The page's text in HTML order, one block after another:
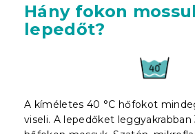
Hány fokon
lepedőt?
A kíméletes 40 °C hőfokot
viseli. A lepedőket leggyakrabban